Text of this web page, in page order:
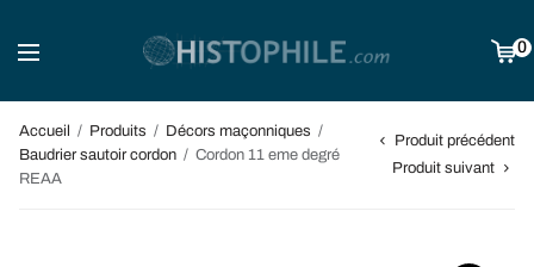
0
Accueil / Produits / Décors maçonniques /
Baudrier sautoir cordon / Cordon 11 eme degré
REAA
Produit précédent
Produit suivant